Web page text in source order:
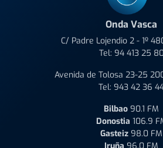
Onda Vasca
C/ Padre Lojendio 2 - 1º
Tel: 94 413 25 80
Avenida de Tolosa 23-25
Tel: 943 42 36
Bilbao 90.1 FM
Donostia 106.9
Gasteiz 98.0 FM